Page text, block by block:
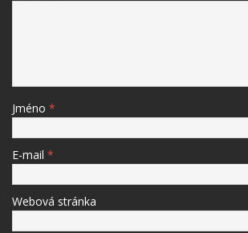
Jméno *
E-mail *
Webová stránka